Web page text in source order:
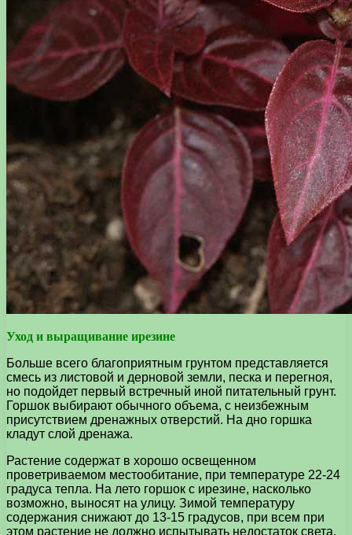
Уход и выращивание ирезине
Больше всего благоприятным грунтом представляется
смесь из листовой и дерновой земли, песка и перегноя,
но подойдет первый встречный иной питательный грунт.
Горшок выбирают обычного объема, с неизбежным
присутствием дренажных отверстий. На дно горшка
кладут слой дренажа.
Растение содержат в хорошо освещенном
проветриваемом местообитание, при температуре 22-24
градуса тепла. На лето горшок с ирезине, насколько
возможно, выносят на улицу. Зимой температуру
содержания снижают до 13-15 градусов, при всем при
этом растение не должно испытывать недостаток света.